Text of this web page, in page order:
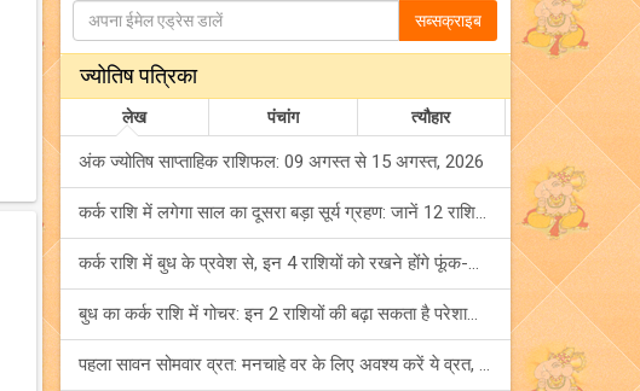
सब्सक्राइब
ज्योतिष पत्रिका
लेख पंचांग त्यौहार
अंक ज्योतिष साप्ताहिक राशिफल: 09 अगस्त से 15 अगस्त, 2026
कर्क राशि में लगेगा साल का दूसरा बड़ा सूर्य ग्रहण: जानें 12 राशियों पर शुभ-अशुभ प्रभाव!
कर्क राशि में बुध के प्रवेश से, इन 4 राशियों को रखने होंगे फूंक-फूंक कर कदम!
बुध का कर्क राशि में गोचर: इन 2 राशियों की बढ़ा सकता है परेशानियां, हो जाएं सावधान!
पहला सावन सोमवार व्रत: मनचाहे वर के लिए अवश्य करें ये व्रत, जानें नियम एवं पूजा विधि!